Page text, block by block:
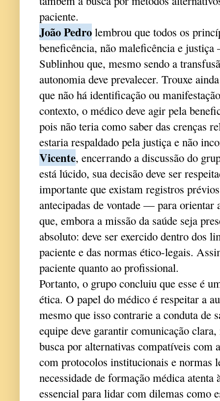
paciente.
João Pedro lembrou que todos os
beneficência, não maleficência e
Sublinhou que, mesmo sendo a
autonomia deve prevalecer. Trouxe
que não há identificação ou
contexto, o médico deve agir pela
pois não teria como saber das crenças
estaria respaldado pela justiça e não
Vicente, encerrando a discussão do
está lúcido, sua decisão deve ser
importante que existam registros
antecipadas de vontade — para orientar
que, embora a missão da saúde seja
absoluto: deve ser exercido dentro dos
paciente e das normas ético-legais.
paciente quanto ao profissional.
Portanto, o grupo concluiu que esse é
ética. O papel do médico é respeitar a
mesmo que isso contrarie a conduta de
equipe deve garantir comunicação
busca por alternativas compatíveis com
com protocolos institucionais e normas
necessidade de formação médica
essencial para lidar com dilemas como